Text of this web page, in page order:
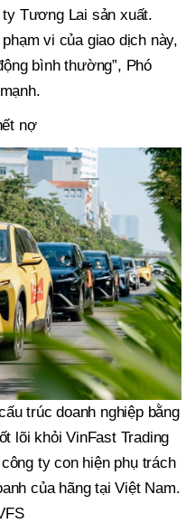
Tương Lai sản xuất.
vi của giao dịch này,
bình thường”, Phó
nợ
trúc doanh nghiệp bằng
lõi khỏi VinFast Trading
ty con hiện phụ trách
của hãng tại Việt Nam.